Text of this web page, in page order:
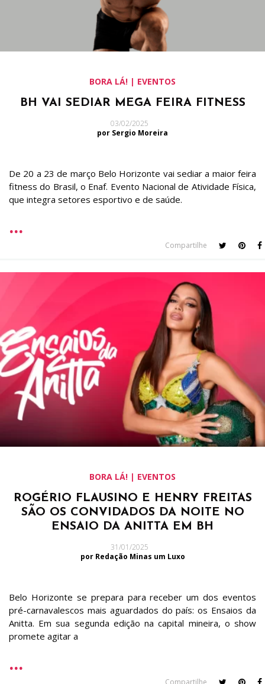
BORA LÁ! | EVENTOS
BH VAI SEDIAR MEGA FEIRA FITNESS
03/02/2025
por Sergio Moreira
De 20 a 23 de março Belo Horizonte vai sediar a maior feira
fitness do Brasil, o Enaf. Evento Nacional de Atividade Física,
que integra setores esportivo e de saúde.
Compartilhe
BORA LÁ! | EVENTOS
ROGÉRIO FLAUSINO E HENRY FREITAS
SÃO OS CONVIDADOS DA NOITE NO
ENSAIO DA ANITTA EM BH
31/01/2025
por Redação Minas um Luxo
Belo Horizonte se prepara para receber um dos eventos
pré-carnavalescos mais aguardados do país: os Ensaios da
Anitta. Em sua segunda edição na capital mineira, o show
promete agitar a
Compartilhe